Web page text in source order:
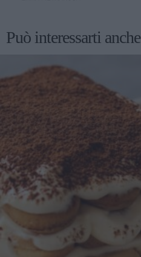
Può interessarti anche